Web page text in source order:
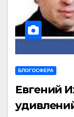
БЛОГОСФЕРА
Евгений